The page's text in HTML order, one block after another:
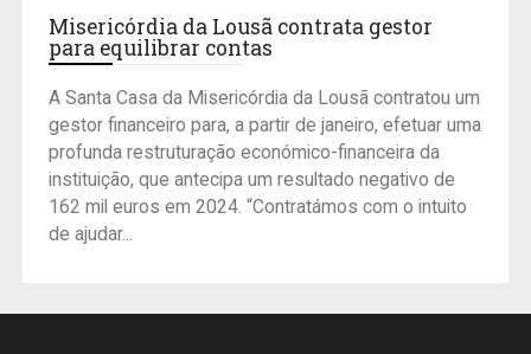
Misericórdia da Lousã contrata gestor
para equilibrar contas
A Santa Casa da Misericórdia da Lousã contratou um
gestor financeiro para, a partir de janeiro, efetuar uma
profunda restruturação económico-financeira da
instituição, que antecipa um resultado negativo de
162 mil euros em 2024. “Contratámos com o intuito
de ajudar...